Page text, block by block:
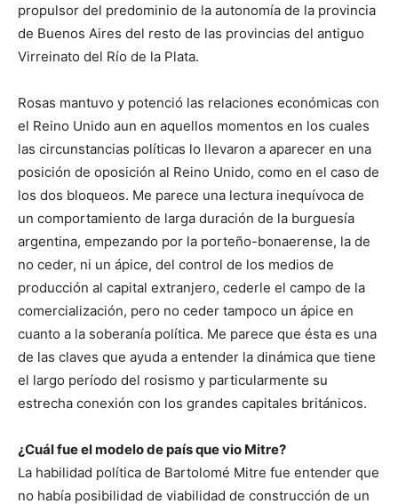
propulsor del predominio de la autonomía de la provincia
de Buenos Aires del resto de las provincias del antiguo
Virreinato del Río de la Plata.
Rosas mantuvo y potenció las relaciones económicas con
el Reino Unido aun en aquellos momentos en los cuales
las circunstancias políticas lo llevaron a aparecer en una
posición de oposición al Reino Unido, como en el caso de
los dos bloqueos. Me parece una lectura inequívoca de
un comportamiento de larga duración de la burguesía
argentina, empezando por la porteño-bonaerense, la de
no ceder, ni un ápice, del control de los medios de
producción al capital extranjero, cederle el campo de la
comercialización, pero no ceder tampoco un ápice en
cuanto a la soberanía política. Me parece que ésta es una
de las claves que ayuda a entender la dinámica que tiene
el largo período del rosismo y particularmente su
estrecha conexión con los grandes capitales británicos.
¿Cuál fue el modelo de país que vio Mitre?
La habilidad política de Bartolomé Mitre fue entender que
no había posibilidad de viabilidad de construcción de un